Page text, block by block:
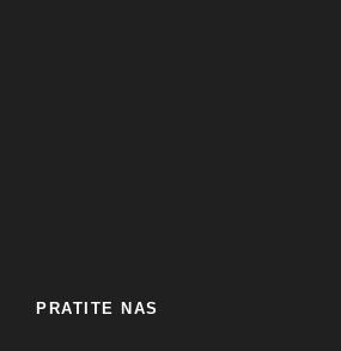
PRATITE NAS